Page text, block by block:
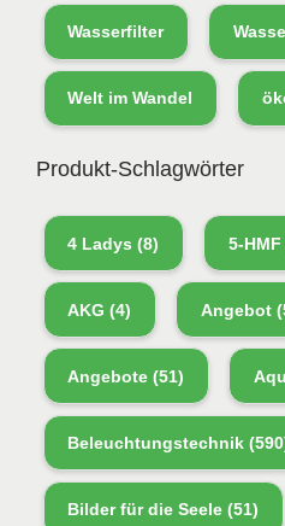
Wasserfilter
Welt im Wandel
Produkt-Schlagwörter
4 Ladys (8) 5-HMF
AKG (4) Angebot
Angebote (51)
Beleuchtungstechnik
Bilder für die Seele (51)